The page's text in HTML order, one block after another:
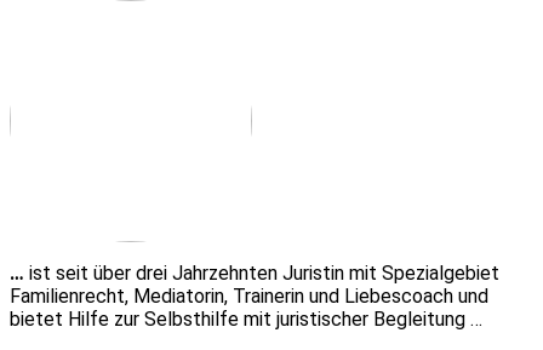
… ist seit über drei Jahrzehnten Juristin mit Spezialgebiet
Familienrecht, Mediatorin, Trainerin und Liebescoach und
bietet Hilfe zur Selbsthilfe mit juristischer Begleitung …